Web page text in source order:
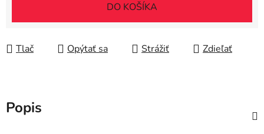
DO KOŠÍKA
Tlač Opýtať sa Strážiť Zdieľať
Popis